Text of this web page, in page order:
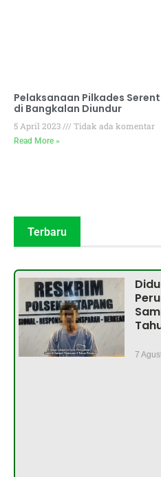
Pelaksanaan Pilkades
di Bangkalan Diundur
5 April 2023 Tidak ada komentar
Read More »
Terbaru
7